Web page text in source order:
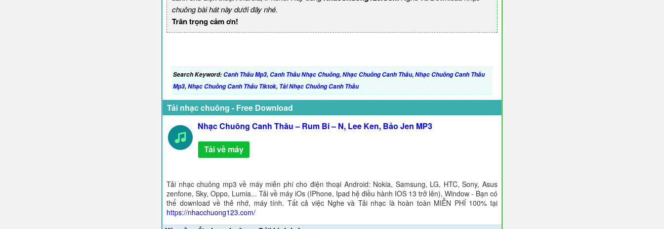
chuông bài hát này dưới đây nhé.
Trân trọng cảm ơn!
Search Keyword:Canh Thâu Mp3,Canh Thâu Nhạc Chuông,Nhạc Chuông Canh Thâu,Nhạc Chuông Canh Thâu
Mp3,Nhạc Chuông Canh Thâu Tiktok, Tải Nhạc Chuông Canh Thâu
Tải nhạc chuông - Free Download
Nhạc Chuông Canh Thâu – Rum Bi – N, Lee Ken, Bảo Jen MP3
Tải về máy
Tải nhạc chuông mp3 về máy miễn phí cho điện thoại Android: Nokia, Samsung, LG, HTC, Sony, Asus
zenfone, Sky, Oppo, Lumia... Tải về máy iOs (IPhone, Ipad hệ điều hành IOS 13 trở lên), Window - Bạn có
thể download về thẻ nhớ, máy tính. Tất cả việc Nghe và Tải nhạc là hoàn toàn MIỄN PHÍ 100% tại
https://nhacchuong123.com/